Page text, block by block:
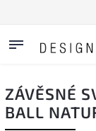
ZÁVĚSNÉ
BALL